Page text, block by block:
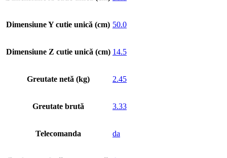
Dimensiune Y cutie unică (cm) 50.0
Dimensiune Z cutie unică (cm) 14.5
Greutate netă (kg) 2.45
Greutate brută 3.33
Telecomanda da